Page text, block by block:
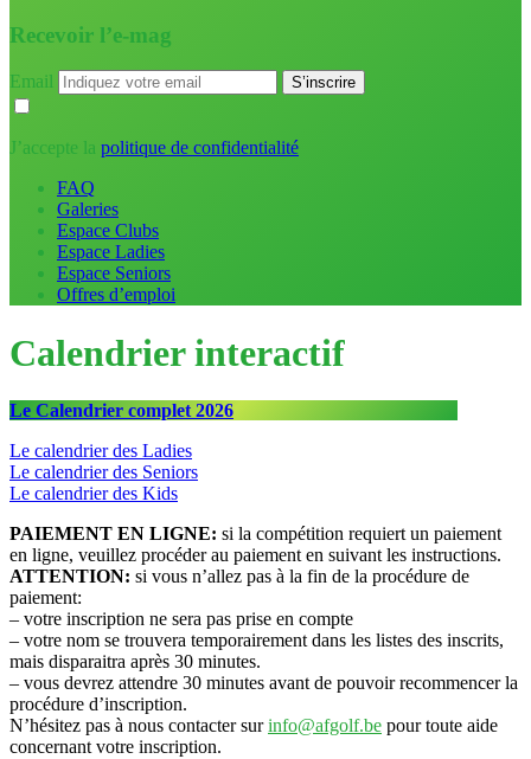
Recevoir l’e-mag
Email
J’accepte la politique de confidentialité
FAQ
Galeries
Espace Clubs
Espace Ladies
Espace Seniors
Offres d’emploi
Calendrier interactif
Le Calendrier complet 2026
Le calendrier des Ladies
Le calendrier des Seniors
Le calendrier des Kids
PAIEMENT EN LIGNE: si la compétition requiert un paiement
en ligne, veuillez procéder au paiement en suivant les instructions.
ATTENTION: si vous n’allez pas à la fin de la procédure de
paiement:
– votre inscription ne sera pas prise en compte
– votre nom se trouvera temporairement dans les listes des inscrits,
mais disparaitra après 30 minutes.
– vous devrez attendre 30 minutes avant de pouvoir recommencer la
procédure d’inscription.
N’hésitez pas à nous contacter surinfo@afgolf.be pour toute aide
concernant votre inscription.